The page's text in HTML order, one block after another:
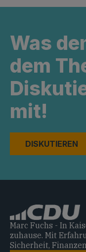
Was
dem
mit!
DISKUTIEREN
Marc Fuchs - In
zuhause. Mit
Sicherheit,